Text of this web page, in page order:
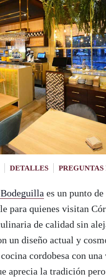
DETALLES PREGUNTAS
es un punto
para quienes visitan
de calidad sin
un diseño actual y
cordobesa con
aprecia la tradición